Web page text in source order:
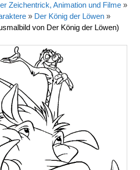
Zeichentrick, Animation und Filme »
» Der König der Löwen »
von Der König der Löwen)